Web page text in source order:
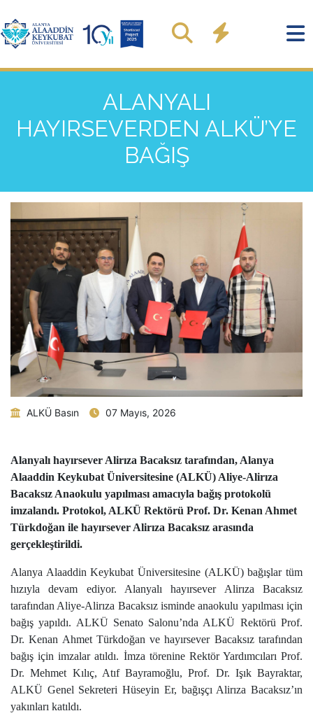
ALANYALI
HAYIRSEVERDEN ALKÜ’YE
BAĞIŞ
ALKÜ Basın 07 Mayıs, 2026
Alanyalı hayırsever Alirıza Bacaksız tarafından, Alanya
Alaaddin Keykubat Üniversitesine (ALKÜ) Aliye-Alirıza
Bacaksız Anaokulu yapılması amacıyla bağış protokolü
imzalandı. Protokol, ALKÜ Rektörü Prof. Dr. Kenan Ahmet
Türkdoğan ile hayırsever Alirıza Bacaksız arasında
gerçekleştirildi.
Alanya Alaaddin Keykubat Üniversitesine (ALKÜ) bağışlar tüm
hızıyla devam ediyor. Alanyalı hayırsever Alirıza Bacaksız
tarafından Aliye-Alirıza Bacaksız isminde anaokulu yapılması için
bağışyapıldı. ALKÜ Senato Salonu’nda ALKÜ Rektörü Prof.
Dr. Kenan Ahmet Türkdoğan ve hayırsever Bacaksız tarafından
bağış için imzalar atıldı. İmza törenine Rektör Yardımcıları Prof.
Dr. Mehmet Kılıç, Atıf Bayramoğlu, Prof. Dr. Işık Bayraktar,
ALKÜ Genel Sekreteri Hüseyin Er, bağışçı Alirıza Bacaksız’ın
yakınları katıldı.